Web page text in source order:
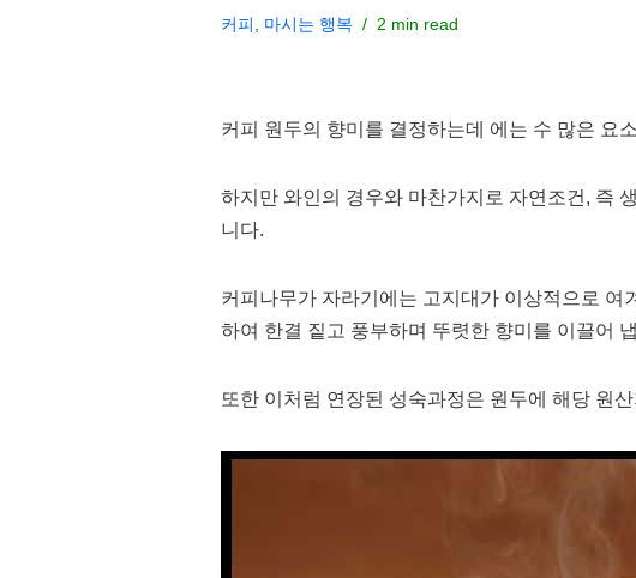
커피 마시는 행복 2 min read
커피 원두의 향미를 결정하는데 에는 수 많은 요
하지만 와인의 경우와 마찬가지로 자연조건, 즉
니다.
커피나무가 자라기에는 고지대가 이상적으로 여
하여 한결 짙고 풍부하며 뚜렷한 향미를 이끌어
또한 이처럼 연장된 성숙과정은 원두에 해당 원